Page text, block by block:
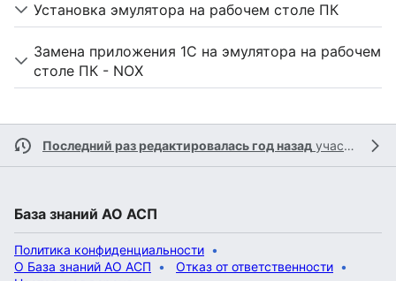
Установка эмулятора на рабочем столе ПК
Замена приложения 1С на эмулятора на рабочем
столе ПК - NOX
Последний раз редактировалась год назад участником
База знаний АО АСП
Политика конфиденциальности
О База знаний АО АСП
Отказ от ответственности